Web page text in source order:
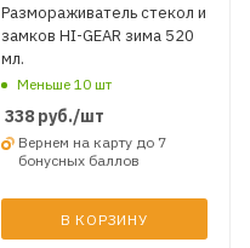
Размораживатель стекол и
замков HI-GEAR зима 520
мл.
Меньше 10 шт
338руб./шт
Вернем на карту до 7
бонусных баллов
В КОРЗИНУ